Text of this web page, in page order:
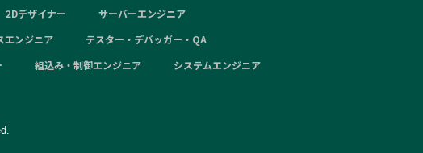
2Dデザイナー
サーバーエンジニア
エンジニア
テスター・デバッガー・QA
組込み・制御エンジニア
システムエンジニア